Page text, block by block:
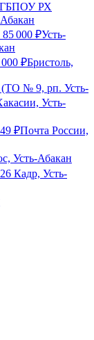
РХ
85 000 ₽Усть-
₽Бристоль,
(ТО № 9, рп. Усть-
Усть-
₽Почта России,
Усть-Абакан
26 Кадр, Усть-